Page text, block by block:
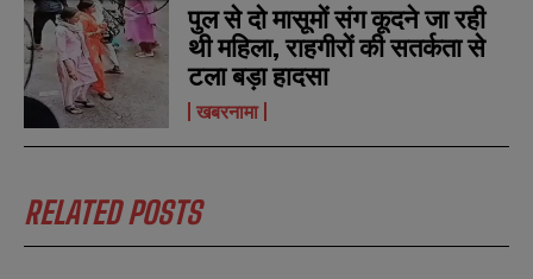
N
a
m
e
E
m
l
*
u
N
a
m
e
E
m
l
*
u
पुल से दो मासूमों संग कूदने जा रही
थी महिला, राहगीरों की सतर्कता से
टला बड़ा हादसा
खबरनामा
RELATED POSTS